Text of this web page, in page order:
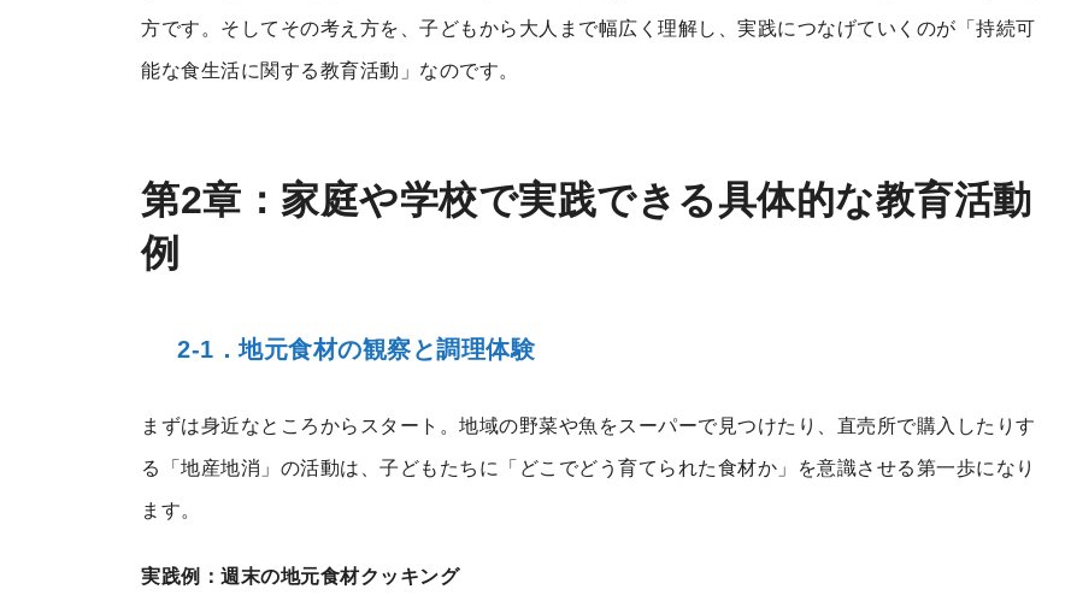
方です。そしてその考え方を、子どもから大人まで幅広く理解し、実践につなげていくのが「持続可
能な食生活に関する教育活動」なのです。
第2章：家庭や学校で実践できる具体的な教育活動
例
2-1．地元食材の観察と調理体験
まずは身近なところからスタート。地域の野菜や魚をスーパーで見つけたり、直売所で購入したりす
る「地産地消」の活動は、子どもたちに「どこでどう育てられた食材か」を意識させる第一歩になり
ます。
実践例：週末の地元食材クッキング